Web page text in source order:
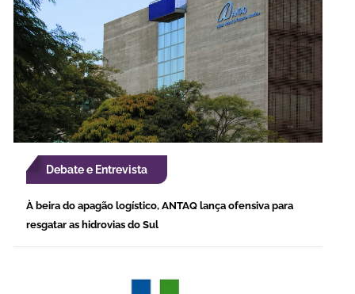
Debate e Entrevista
À beira do apagão logístico, ANTAQ lança ofensiva para
resgatar as hidrovias do Sul